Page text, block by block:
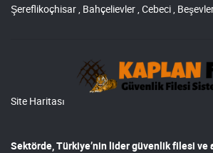
Şereflikoçhisar , Bahçelievler , Cebeci ,
Site Haritası
Sektörde, Türkiye’nin lidergüvenlik filesi ve